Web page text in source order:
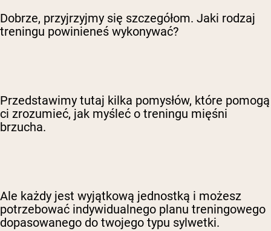
Dobrze, przyjrzyjmy się szczegółom. Jaki rodzaj
treningu powinieneś wykonywać?
Przedstawimy tutaj kilka pomysłów, które pomogą
ci zrozumieć, jak myśleć o treningu mięśni
brzucha.
Ale każdy jest wyjątkową jednostką i możesz
potrzebować indywidualnego planu treningowego
dopasowanego do twojego typu sylwetki.